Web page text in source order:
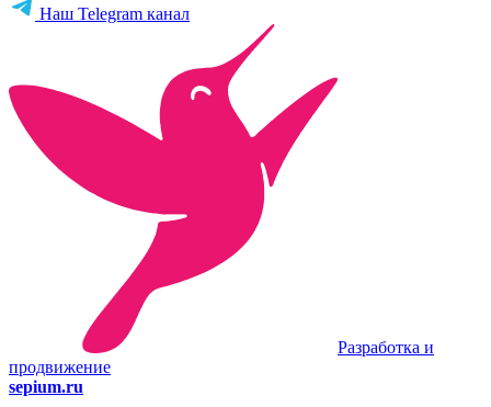
Наш Telegram канал
Разработка и
продвижение
sepium.ru